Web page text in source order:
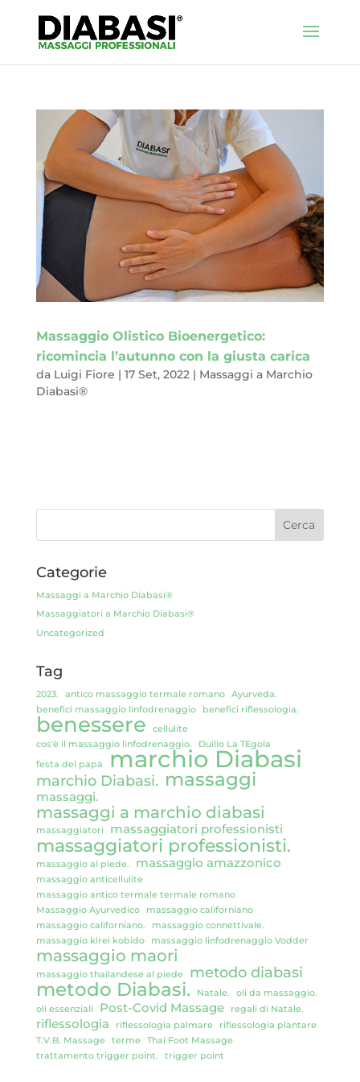
Massaggio Olistico Bioenergetico:
ricomincia l’autunno con la giusta carica
da Luigi Fiore | 17 Set, 2022| Massaggi a Marchio
Diabasi®
Categorie
Massaggi a Marchio Diabasi®
Massaggiatori a Marchio Diabasi®
Uncategorized
Tag
2023. antico massaggio termale romano
Ayurveda.
benefici massaggio linfodrenaggio
benefici riflessologia.
benessere
cellulite
cos'è il massaggio linfodrenaggio.
Duilio La TEgola
festa del papà
marchio Diabasi
marchio Diabasi. massaggi
massaggi.
massaggi a marchio diabasi
massaggiatori massaggiatori professionisti
massaggiatori professionisti.
massaggio al piede. massaggio amazzonico
massaggio anticellulite
massaggio antico termale termale romano
Massaggio Ayurvedico
massaggio californiano
massaggio californiano.
massaggio connettivale.
massaggio kirei kobido
massaggio linfodrenaggio Vodder
massaggio maori
massaggio thailandese al piede metodo diabasi
metodo Diabasi. Natale.
oli da massaggio.
oli essenziali
Post-Covid Massage regali di Natale.
riflessologia riflessologia palmare
riflessologia plantare
T.V.B. Massage
terme
Thai Foot Massage
trattamento trigger point.
trigger point